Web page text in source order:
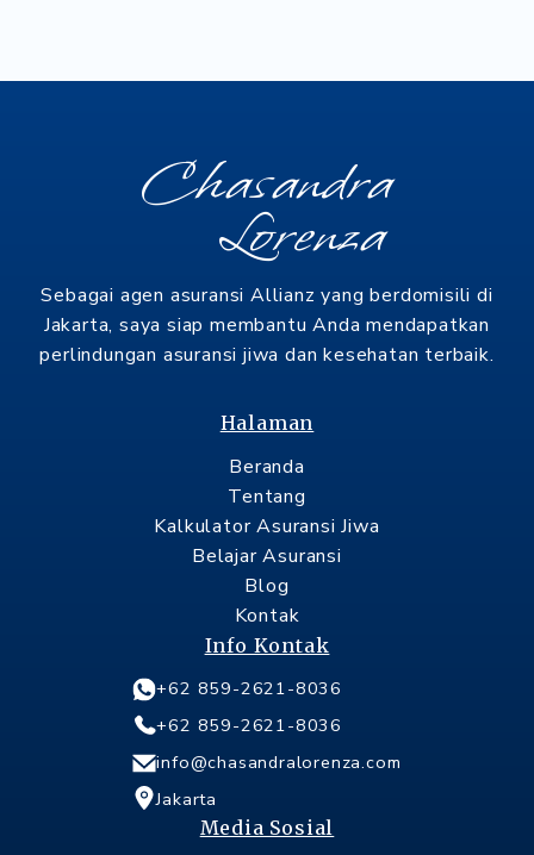
Chasandra
Lorenza
Sebagai agen asuransi Allianz yang berdomisili di
Jakarta, saya siap membantu Anda mendapatkan
perlindungan asuransi jiwa dan kesehatan terbaik.
Halaman
Beranda
Tentang
Kalkulator Asuransi Jiwa
Belajar Asuransi
Blog
Kontak
Info Kontak
+62 859-2621-8036
+62 859-2621-8036
info@chasandralorenza.com
Jakarta
Media Sosial